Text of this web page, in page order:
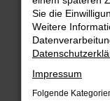
Überprüfe
Laden
Prüfe
Sie die
Weitere
Impressum
Folgende